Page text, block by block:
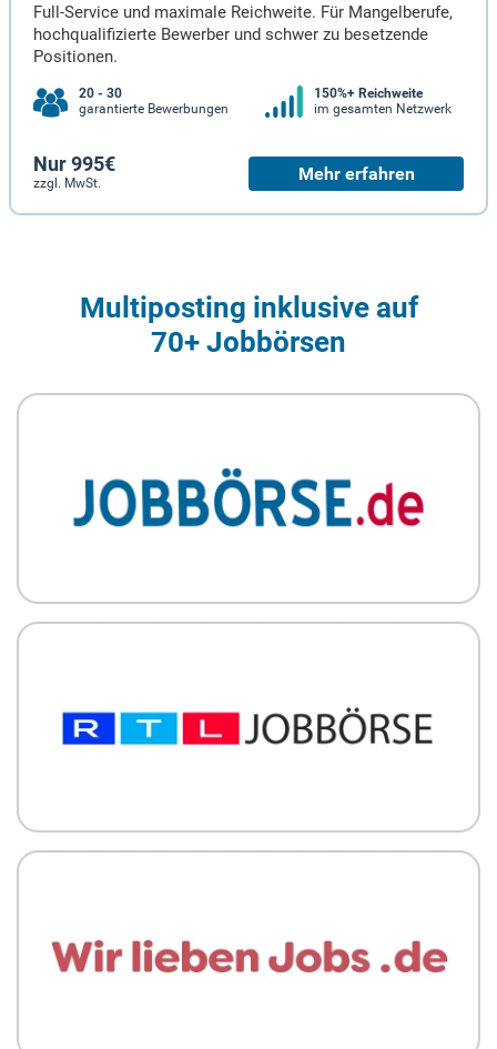
Full-Service und maximale Reichweite. Für Mangelberufe,
hochqualifizierte Bewerber und schwer zu besetzende
Positionen.
20 - 30
garantierte Bewerbungen
150%+ Reichweite
im gesamten Netzwerk
Nur 995€
zzgl. MwSt. Mehr erfahren
Multiposting inklusive auf
70+ Jobbörsen